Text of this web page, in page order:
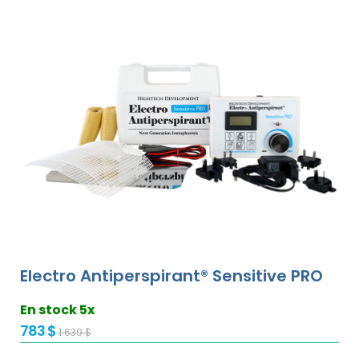
Electro Antiperspirant® Sensitive PRO
En stock 5x
783 $ 1 639 $